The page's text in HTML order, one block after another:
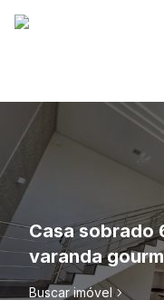
Casa sobrado
varanda
Buscar imóvel